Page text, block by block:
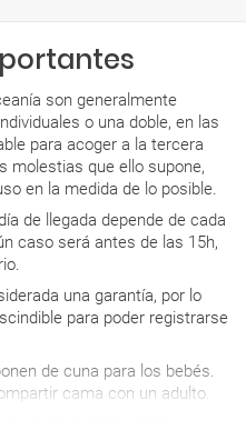
son generalmente
o una doble, en las
para acoger a la tercera
molestias que ello supone,
en la medida de lo posible.
de llegada depende de cada
caso será antes de las 15h,
una garantía, por lo
para poder registrarse
de cuna para los bebés.
cama con un adulto.